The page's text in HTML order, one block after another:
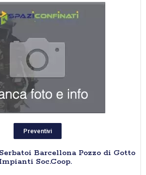
Preventivi
Barcellona Pozzo di Gotto
Soc.Coop.